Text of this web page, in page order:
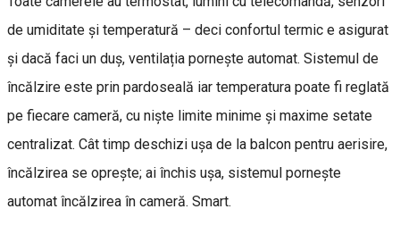
de umiditate și temperatură – deci confortul termic e asigurat
și dacă faci un duș, ventilația pornește automat. Sistemul de
încălzire este prin pardoseală iar temperatura poate fi reglată
pe fiecare cameră, cu niște limite minime și maxime setate
centralizat. Cât timp deschizi ușa de la balcon pentru aerisire,
încălzirea se oprește; ai închis ușa, sistemul pornește
automat încălzirea în cameră. Smart.